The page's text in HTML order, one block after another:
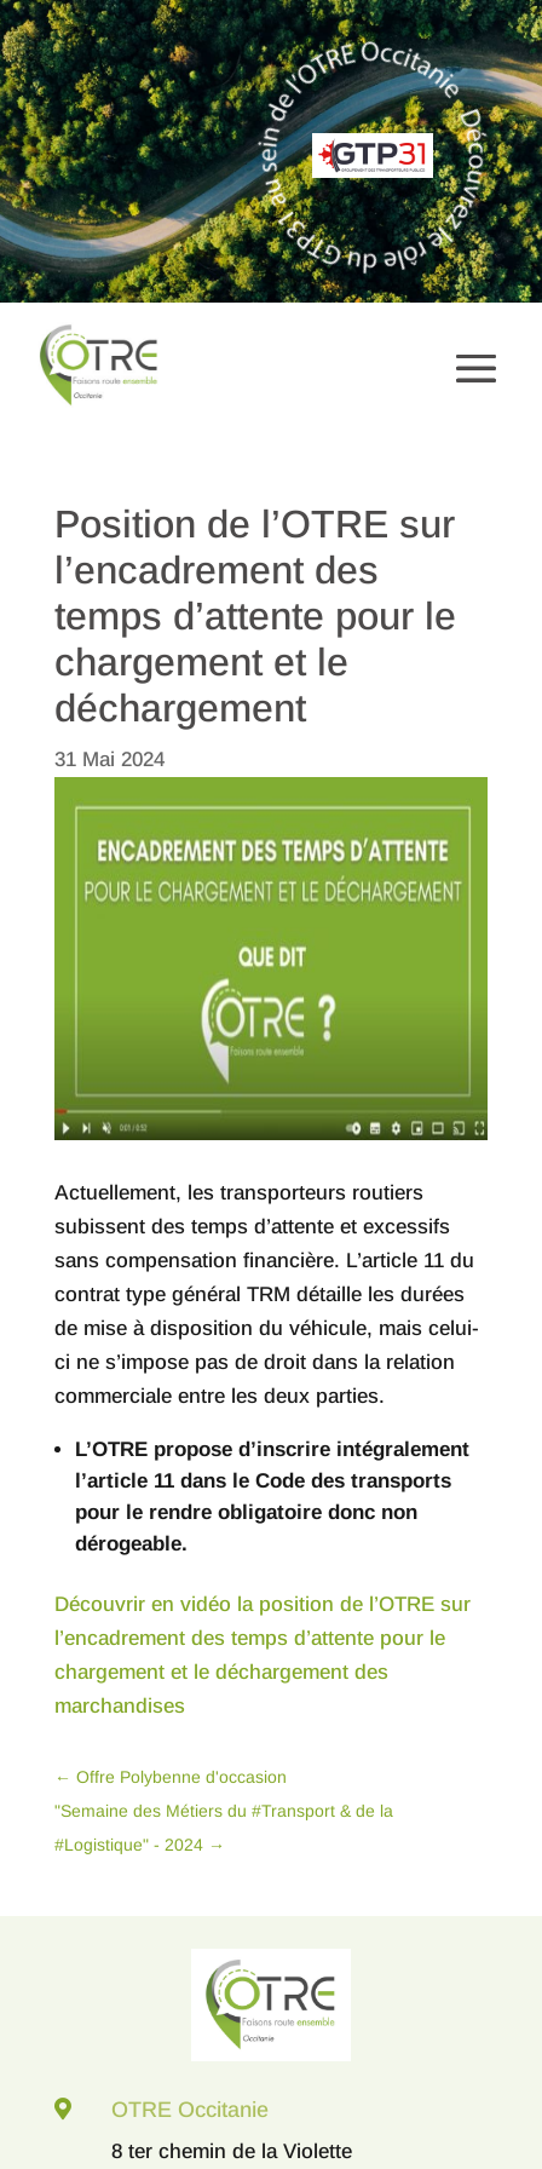
Position de l’OTRE sur
l’encadrement des
temps d’attente pour le
chargement et le
déchargement
31 Mai 2024
Actuellement, les transporteurs routiers
subissent des temps d’attente et excessifs
sans compensation financière. L’article 11 du
contrat type général TRM détaille les durées
de mise à disposition du véhicule, mais celui-
ci ne s’impose pas de droit dans la relation
commerciale entre les deux parties.
L’OTRE propose d’inscrire intégralement
l’article 11 dans le Code des transports
pour le rendre obligatoire donc non
dérogeable.
Découvrir en vidéo la position de l’OTRE sur
l’encadrement des temps d’attente pour le
chargement et le déchargement des
marchandises
← Offre Polybenne d'occasion
"Semaine des Métiers du #Transport & de la
#Logistique" - 2024→
 OTRE Occitanie
8 ter chemin de la Violette